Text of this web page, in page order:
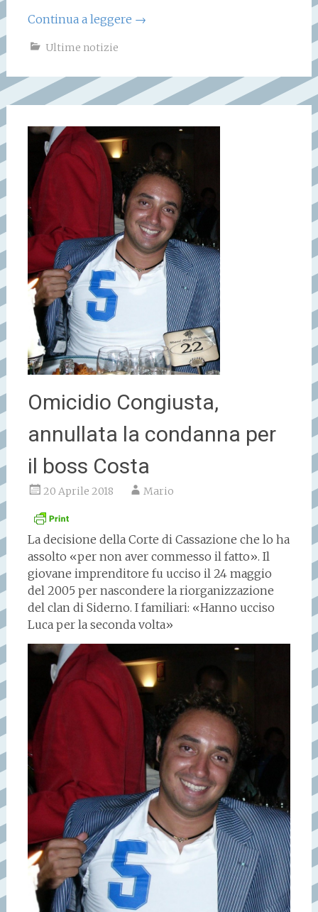
Continua a leggere →
Ultime notizie
Omicidio Congiusta,
annullata la condanna per
il boss Costa
20 Aprile 2018 Mario
La decisione della Corte di Cassazione che lo ha
assolto «per non aver commesso il fatto». Il
giovane imprenditore fu ucciso il 24 maggio
del 2005 per nascondere la riorganizzazione
del clan di Siderno. I familiari: «Hanno ucciso
Luca per la seconda volta»